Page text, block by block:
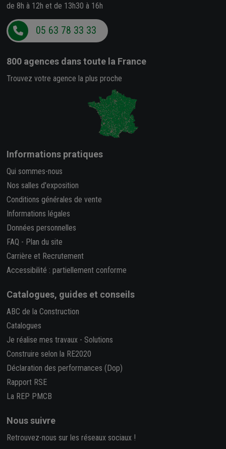
de 8h à 12h et de 13h30 à 16h
05 63 78 33 33
800 agences dans toute la France
Trouvez votre agence la plus proche
Informations pratiques
Qui sommes-nous
Nos salles d'exposition
Conditions générales de vente
Informations légales
Données personnelles
FAQ - Plan du site
Carrière et Recrutement
Accessibilité : partiellement conforme
Catalogues, guides et conseils
ABC de la Construction
Catalogues
Je réalise mes travaux - Solutions
Construire selon la RE2020
Déclaration des performances (Dop)
Rapport RSE
La REP PMCB
Nous suivre
Retrouvez-nous sur les réseaux sociaux !